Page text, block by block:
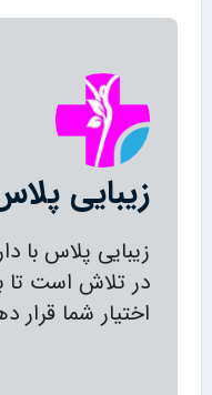
زیبایی
زیبایی پلاس با
در تلاش است تا
اختیار شما قرار